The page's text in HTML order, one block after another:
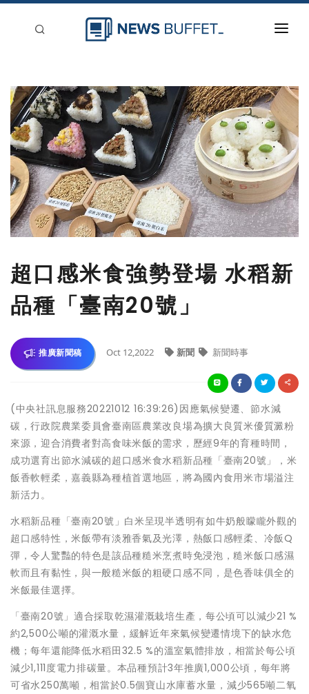
新聞稿分類
登入
刊登
超口感米食強勢登場 水稻新
品種「臺南20號」
推廣新聞稿 Oct 12,2022 新聞 新聞時事
(中央社訊息服務20221012 16:39:26)因應氣候變遷、節水減
碳，行政院農業委員會臺南區農業改良場為擴大良質米優質澱粉
來源，迎合消費者對高食味米飯的需求，歷經9年的育種時間，
成功選育出節水減碳的超口感米食水稻新品種「臺南20號」，米
飯香軟輕柔，嘉義縣為種植首選地區，將為國內食用米市場溢注
新活力。
水稻新品種「臺南20號」白米呈現半透明有如牛奶般矇矓外觀的
超口感特性，米飯帶有淡雅香氣及光澤，熱飯口感輕柔、冷飯Q
彈，令人驚豔的特色是該品種糙米烹煮時免浸泡，糙米飯口感濕
軟而且有黏性，與一般糙米飯的粗硬口感不同，是色香味俱全的
米飯最佳選擇。
「臺南20號」適合採取乾濕灌溉栽培生產，每公頃可以減少21 %
約2,500公噸的灌溉水量，緩解近年來氣候變遷情境下的缺水危
機；每年還能降低水稻田32.5 %的溫室氣體排放，相當於每公頃
減少1,111度電力排碳量。本品種預計3年推廣1,000公頃，每年將
可省水250萬噸，相當於0.5個寶山水庫蓄水量，減少565噸二氧